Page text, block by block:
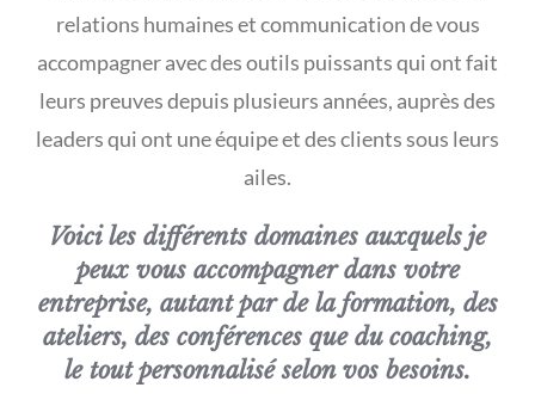
relations humaines et communication de vous
accompagner avec des outils puissants qui ont fait
leurs preuves depuis plusieurs années, auprès des
leaders qui ont une équipe et des clients sous leurs
ailes.
Voici les différents domaines auxquels je
peux vous accompagner dans votre
entreprise, autant par de la formation, des
ateliers, des conférences que du coaching,
le tout personnalisé selon vos besoins.